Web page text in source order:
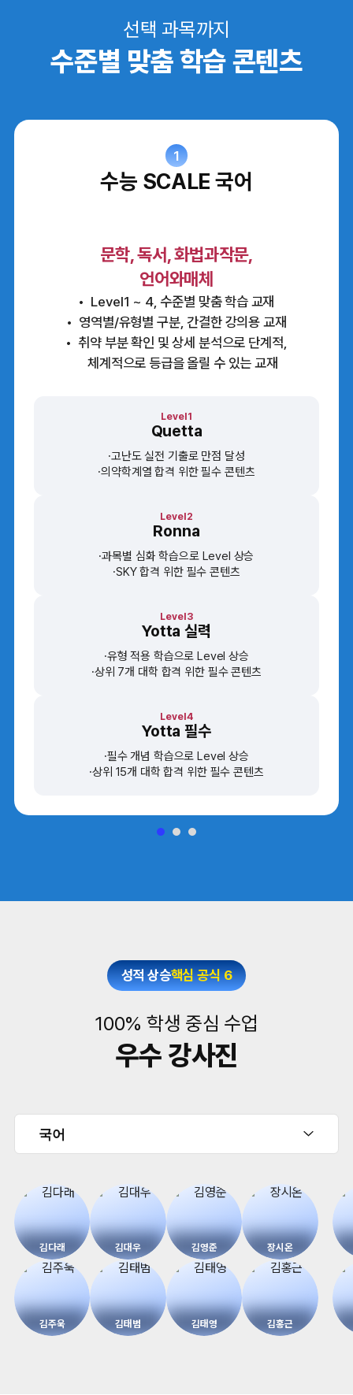
선택 과목까지
수준별 맞춤 학습 콘텐츠
1
수능 SCALE 국어
문학, 독서, 화법과작문,
언어와매체
Level1 ~ 4, 수준별 맞춤 학습 교재
영역별/유형별 구분, 간결한 강의용 교재
취약 부분 확인 및 상세 분석으로 단계적,
체계적으로 등급을 올릴 수 있는 교재
Level1
Quetta
고난도 실전 기출로 만점 달성
의약학계열 합격 위한 필수 콘텐츠
Level2
Ronna
과목별 심화 학습으로 Level 상승
SKY 합격 위한 필수 콘텐츠
Level3
Yotta 실력
유형 적용 학습으로 Level 상승
상위 7개 대학 합격 위한 필수 콘텐츠
Level4
Yotta 필수
필수 개념 학습으로 Level 상승
상위 15개 대학 합격 위한 필수 콘텐츠
성적 상승핵심 공식 6
100% 학생 중심 수업
우수 강사진
김다래 김대우 김영준 장시온
김주욱 김태범 김태영 김홍근